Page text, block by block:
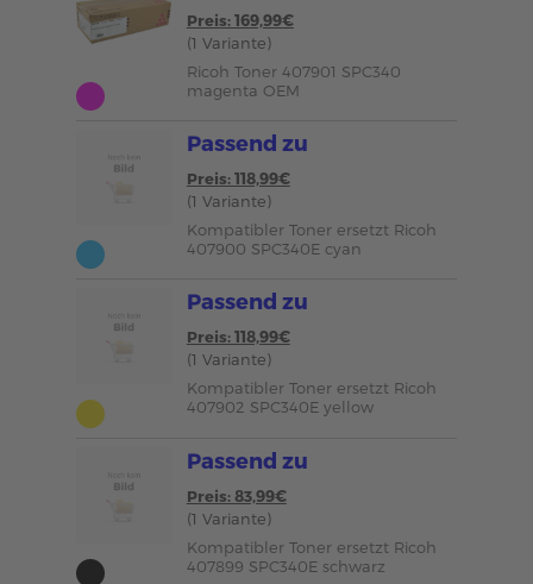
Preis: 169,99€
(1 Variante)
Ricoh Toner 407901 SPC340
magenta OEM
Passend zu
Preis: 118,99€
(1 Variante)
Kompatibler Toner ersetzt Ricoh
407900 SPC340E cyan
Passend zu
Preis: 118,99€
(1 Variante)
Kompatibler Toner ersetzt Ricoh
407902 SPC340E yellow
Passend zu
Preis: 83,99€
(1 Variante)
Kompatibler Toner ersetzt Ricoh
407899 SPC340E schwarz